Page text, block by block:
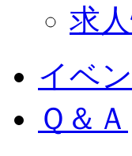
求
イベ
Ｑ＆Ａ